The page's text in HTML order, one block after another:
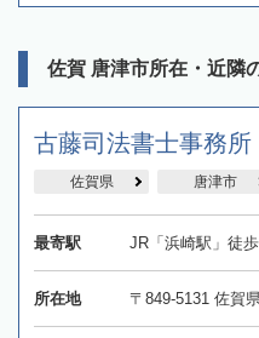
佐賀 唐津市所在・近隣
古藤司法書士事務所
佐賀県 唐津市
最寄駅 JR「浜崎駅」徒
所在地 〒849-5131 佐賀